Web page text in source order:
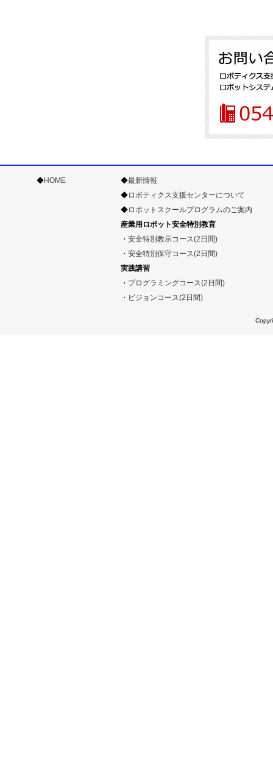
◆HOME ◆最新情報
◆ロボティクス支援センターについて
◆ロボットスクールプログラムのご案内
産業用ロボット安全特別教育
・ 安全特別教示コース(2日間)
・ 安全特別保守コース(2日間)
実践講習
・ プログラミングコース(2日間)
・ ビジョンコース(2日間)